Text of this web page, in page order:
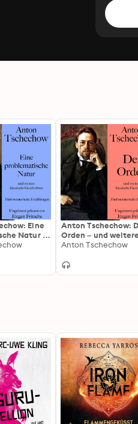
Eine
Natur –
Anton Tschechow:
Orden – und weitere
klassische
Erzählungen
Anton Tschechow